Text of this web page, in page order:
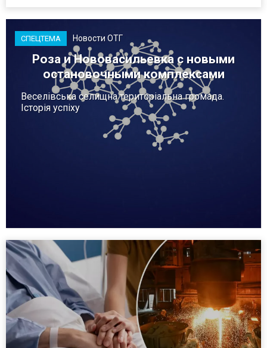
СПЕЦТЕМА Новости ОТГ
Роза и Нововасильевка с новыми
остановочными комплексами
Веселівська селищна територіальна громада.
Історія успіху